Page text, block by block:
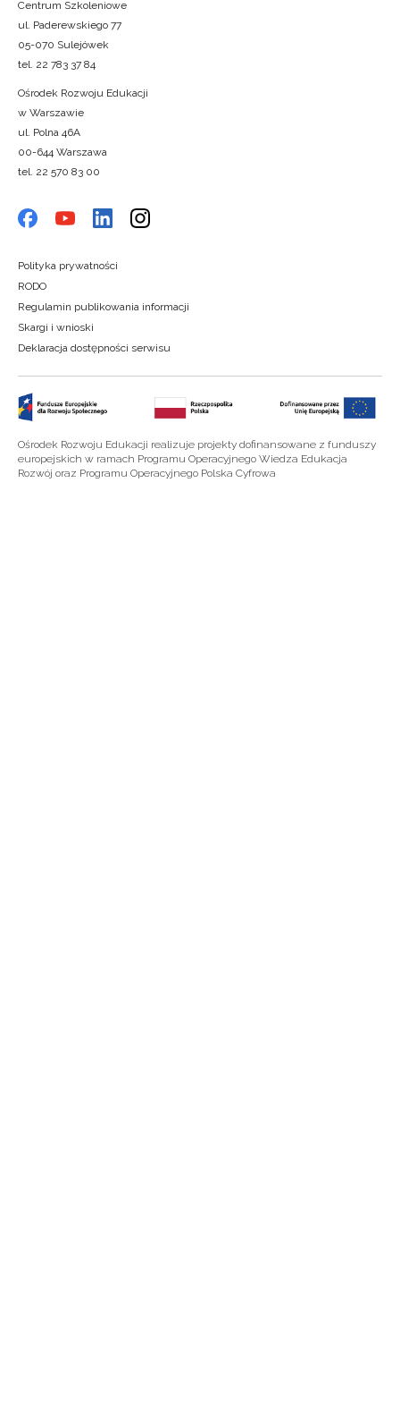
Centrum Szkoleniowe
ul. Paderewskiego 77
05-070 Sulejówek
tel. 22 783 37 84
Ośrodek Rozwoju Edukacji
w Warszawie
ul. Polna 46A
00-644 Warszawa
tel. 22 570 83 00
Polityka prywatności
RODO
Regulamin publikowania informacji
Skargi i wnioski
Deklaracja dostępności serwisu
Ośrodek Rozwoju Edukacji realizuje projekty dofinansowane z funduszy
europejskich w ramach Programu Operacyjnego Wiedza Edukacja
Rozwój oraz Programu Operacyjnego Polska Cyfrowa